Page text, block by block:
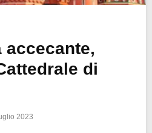
accecante,
di
2023